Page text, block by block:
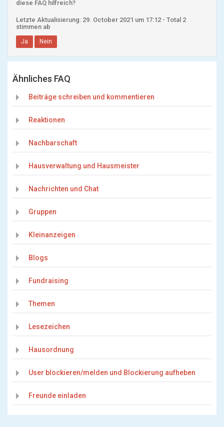
diese FAQ hilfreich?
Letzte Aktualisierung: 29. October 2021 um 17:12 - Total 2
stimmen ab
Ja Nein
Ähnliches FAQ
Beiträge schreiben und kommentieren
Reaktionen
Nachbarschaft
Hausverwaltung und Hausmeister
Nachrichten und Chat
Gruppen
Kleinanzeigen
Blogs
Fundraising
Themen
Lesezeichen
Hausordnung
User blockieren/melden und Blockierung aufheben
Freunde einladen